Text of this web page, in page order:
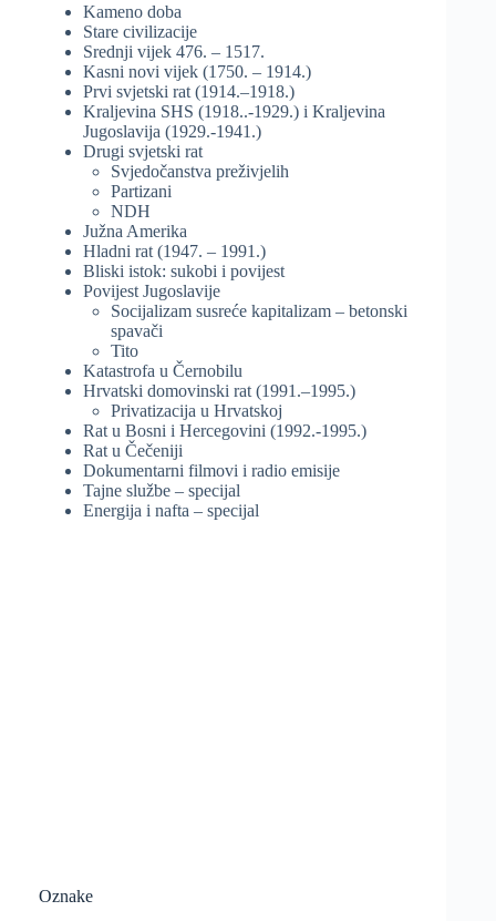
Kameno doba
Stare civilizacije
Srednji vijek 476. – 1517.
Kasni novi vijek (1750. – 1914.)
Prvi svjetski rat (1914.–1918.)
Kraljevina SHS (1918..-1929.) i Kraljevina
Jugoslavija (1929.-1941.)
Drugi svjetski rat
Svjedočanstva preživjelih
Partizani
NDH
Južna Amerika
Hladni rat (1947. – 1991.)
Bliski istok: sukobi i povijest
Povijest Jugoslavije
Socijalizam susreće kapitalizam – betonski
spavači
Tito
Katastrofa u Černobilu
Hrvatski domovinski rat (1991.–1995.)
Privatizacija u Hrvatskoj
Rat u Bosni i Hercegovini (1992.-1995.)
Rat u Čečeniji
Dokumentarni filmovi i radio emisije
Tajne službe – specijal
Energija i nafta – specijal
Oznake